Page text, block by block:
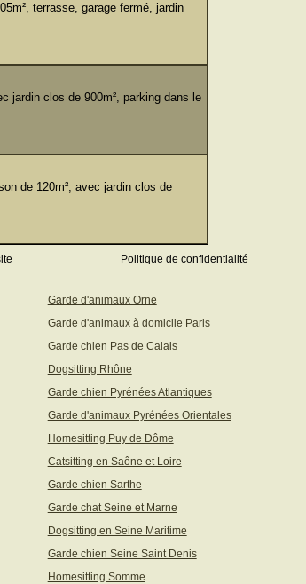
terrasse, garage fermé, jardin
jardin clos de 900m², parking dans le
de 120m², avec jardin clos de
Politique de confidentialité
Garde d'animaux Orne
Garde d'animaux à domicile Paris
Garde chien Pas de Calais
Dogsitting Rhône
Garde chien Pyrénées Atlantiques
Garde d'animaux Pyrénées Orientales
Homesitting Puy de Dôme
Catsitting en Saône et Loire
Garde chien Sarthe
Garde chat Seine et Marne
Dogsitting en Seine Maritime
Garde chien Seine Saint Denis
Homesitting Somme